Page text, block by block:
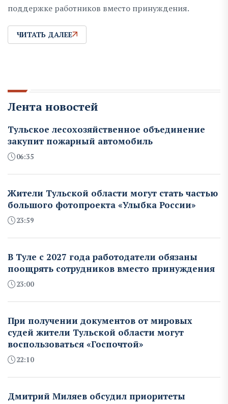
поддержке работников вместо принуждения.
ЧИТАТЬ ДАЛЕЕ
Лента новостей
Тульское лесохозяйственное объединение
закупит пожарный автомобиль
06:35
Жители Тульской области могут стать частью
большого фотопроекта «Улыбка России»
23:59
В Туле с 2027 года работодатели обязаны
поощрять сотрудников вместо принуждения
23:00
При получении документов от мировых
судей жители Тульской области могут
воспользоваться «Госпочтой»
22:10
Дмитрий Миляев обсудил приоритеты